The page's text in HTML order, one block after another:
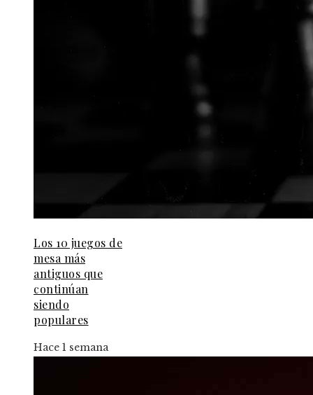
Los 10 juegos de
mesa más
antiguos que
continúan
siendo
populares
Hace 1 semana